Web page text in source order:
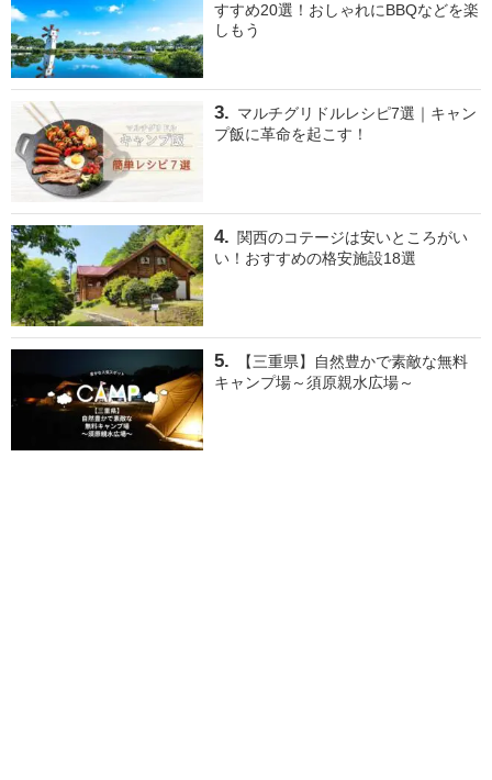
すすめ20選！おしゃれにBBQなどを楽
しもう
マルチグリドルレシピ7選｜キャン
プ飯に革命を起こす！
関西のコテージは安いところがい
い！おすすめの格安施設18選
【三重県】自然豊かで素敵な無料
キャンプ場～須原親水広場～